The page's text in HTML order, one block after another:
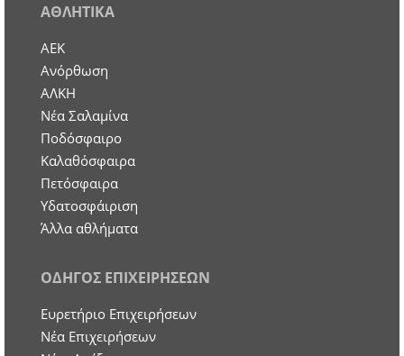
ΑΘΛΗΤΙΚΑ
ΑΕΚ
Ανόρθωση
ΑΛΚΗ
Νέα Σαλαμίνα
Ποδόσφαιρο
Καλαθόσφαιρα
Πετόσφαιρα
Υδατοσφάιριση
Άλλα αθλήματα
ΟΔΗΓΟΣ ΕΠΙΧΕΙΡΗΣΕΩΝ
Ευρετήριο Επιχειρήσεων
Nέα Επιχειρήσεων